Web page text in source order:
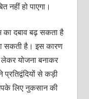
नहीं हो पाएगा।
दबाव बढ़ सकता है
सकती है। इस कारण
योजना बनाकर
से कड़ी
लिए नुकसान की